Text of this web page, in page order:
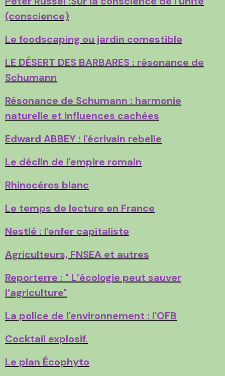
(conscience)
Le foodscaping ou jardin comestible
LE DÉSERT DES BARBARES : résonance de
Schumann
Résonance de Schumann : harmonie
naturelle et influences cachées
Edward ABBEY : l'écrivain rebelle
Le déclin de l'empire romain
Rhinocéros blanc
Le temps de lecture en France
Nestlé : l'enfer capitaliste
Agriculteurs, FNSEA et autres
Reporterre : " L’écologie peut sauver
l’agriculture"
La police de l'environnement : l'OFB
Cocktail explosif.
Le plan Écophyto